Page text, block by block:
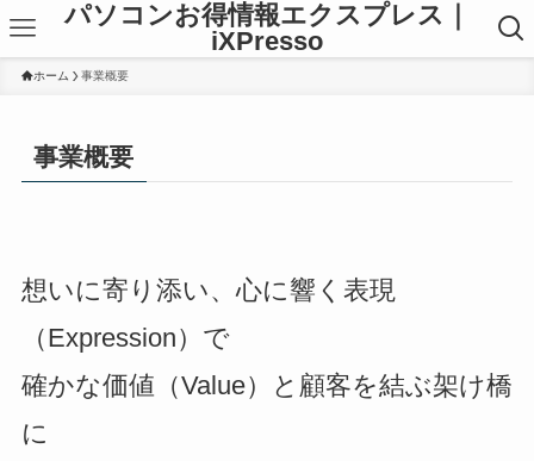
パソコンお得情報エクスプレス｜
iXPresso
ホーム 事業概要
事業概要
想いに寄り添い、心に響く表現
（Expression）で
確かな価値（Value）と顧客を結ぶ架け橋
に